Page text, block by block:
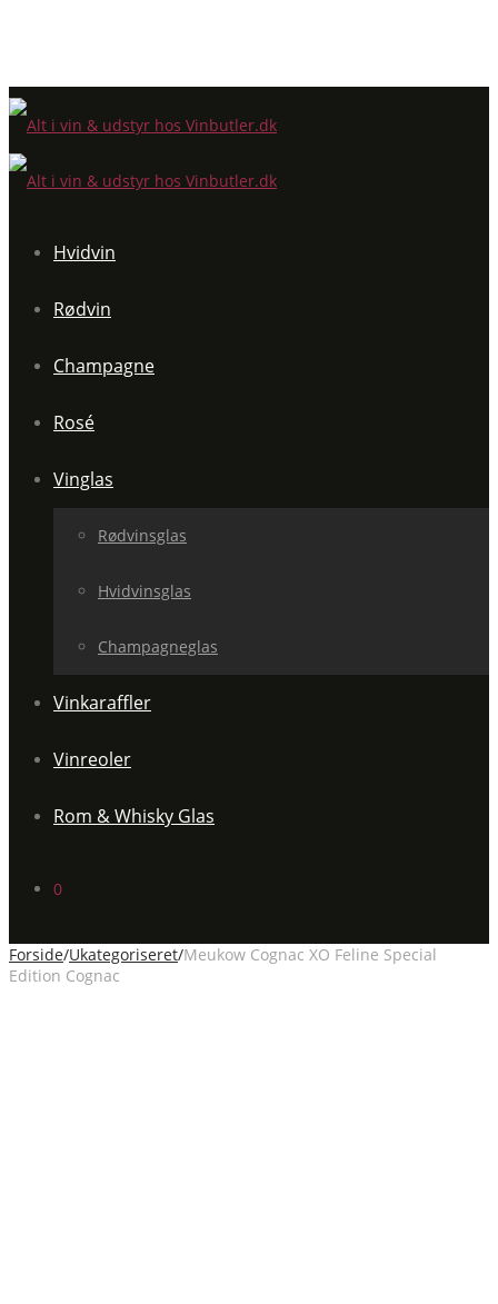
Hvidvin
Rødvin
Champagne
Rosé
Vinglas
Rødvinsglas
Hvidvinsglas
Champagneglas
Vinkaraffler
Vinreoler
Rom & Whisky Glas
0
Forside/Ukategoriseret/Meukow Cognac XO Feline Special
Edition Cognac